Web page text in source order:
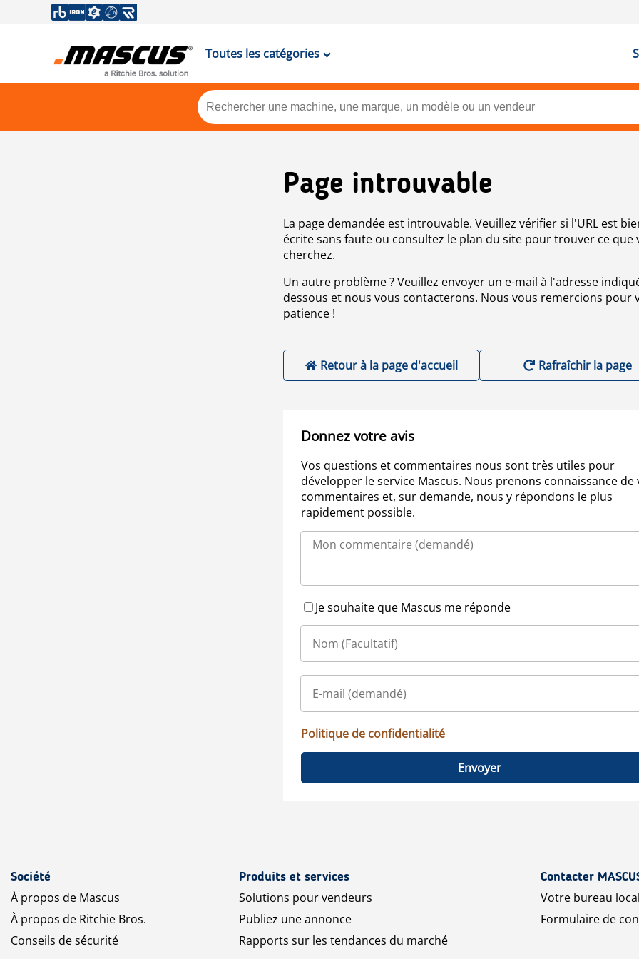
Toutes les catégories
Page introuvable
La page demandée est introuvable. Veuillez vérifier si l'URL est
écrite sans faute ou consultez le plan du site pour trouver ce que
cherchez.
Un autre problème ? Veuillez envoyer un e-mail à l'adresse
dessous et nous vous contacterons. Nous vous remercions pour
patience !
Retour à la page d'accueil Rafraîchir la page
Donnez votre avis
Vos questions et commentaires nous sont très utiles pour
développer le service Mascus. Nous prenons connaissance de
commentaires et, sur demande, nous y répondons le plus
rapidement possible.
Je souhaite que Mascus me réponde
Politique de confidentialité
Envoyer
Société
À propos de Mascus
À propos de Ritchie Bros.
Conseils de sécurité
Produits et services
Solutions pour vendeurs
Publiez une annonce
Rapports sur les tendances du marché
Contacter
Votre bureau
Formulaire de